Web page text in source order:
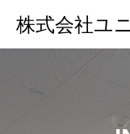
株式会社ユ